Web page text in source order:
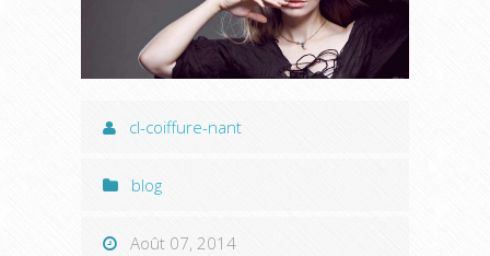
cl-coiffure-nant
blog
Août 07, 2014